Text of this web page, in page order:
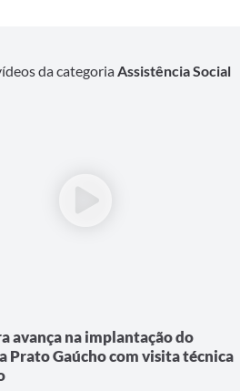
da categoria Assistência Social
avança na implantação do
Prato Gaúcho com visita técnica